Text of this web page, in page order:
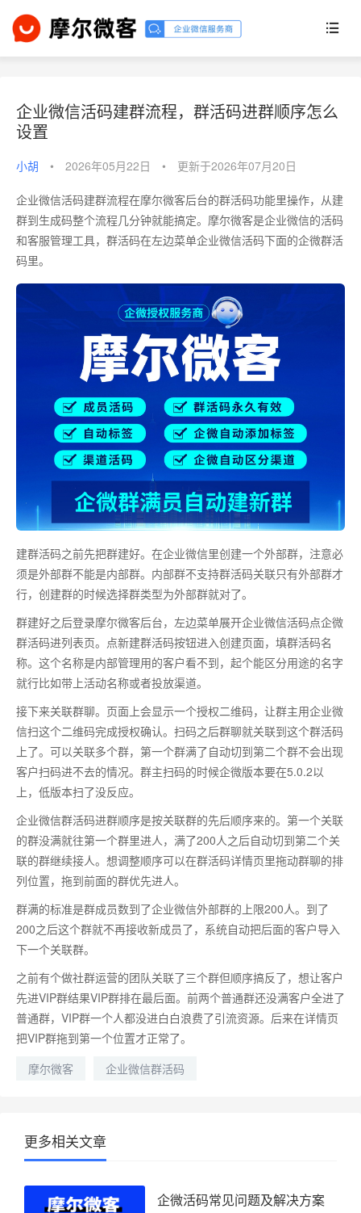
企业微信活码建群流程，群活码进群顺序怎么
设置
小胡 • 2026年05月22日 • 更新于2026年07月20日
企业微信活码建群流程在摩尔微客后台的群活码功能里操作，从建
群到生成码整个流程几分钟就能搞定。摩尔微客是企业微信的活码
和客服管理工具，群活码在左边菜单企业微信活码下面的企微群活
码里。
建群活码之前先把群建好。在企业微信里创建一个外部群，注意必
须是外部群不能是内部群。内部群不支持群活码关联只有外部群才
行，创建群的时候选择群类型为外部群就对了。
群建好之后登录摩尔微客后台，左边菜单展开企业微信活码点企微
群活码进列表页。点新建群活码按钮进入创建页面，填群活码名
称。这个名称是内部管理用的客户看不到，起个能区分用途的名字
就行比如带上活动名称或者投放渠道。
接下来关联群聊。页面上会显示一个授权二维码，让群主用企业微
信扫这个二维码完成授权确认。扫码之后群聊就关联到这个群活码
上了。可以关联多个群，第一个群满了自动切到第二个群不会出现
客户扫码进不去的情况。群主扫码的时候企微版本要在5.0.2以
上，低版本扫了没反应。
企业微信群活码进群顺序是按关联群的先后顺序来的。第一个关联
的群没满就往第一个群里进人，满了200人之后自动切到第二个关
联的群继续接人。想调整顺序可以在群活码详情页里拖动群聊的排
列位置，拖到前面的群优先进人。
群满的标准是群成员数到了企业微信外部群的上限200人。到了
200之后这个群就不再接收新成员了，系统自动把后面的客户导入
下一个关联群。
之前有个做社群运营的团队关联了三个群但顺序搞反了，想让客户
先进VIP群结果VIP群排在最后面。前两个普通群还没满客户全进了
普通群，VIP群一个人都没进白白浪费了引流资源。后来在详情页
把VIP群拖到第一个位置才正常了。
摩尔微客
企业微信群活码
更多相关文章
企微活码常见问题及解决方案